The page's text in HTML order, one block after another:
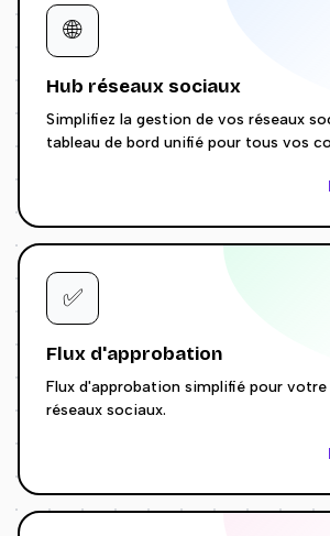
🌐
Hub réseaux sociaux
Simplifiez la gestion de vos réseaux
tableau de bord unifié pour tous vos
✅
Flux d'approbation
Flux d'approbation simplifié pour votre
réseaux sociaux.